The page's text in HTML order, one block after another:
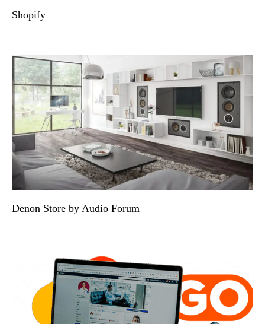
Shopify
Denon Store by Audio Forum